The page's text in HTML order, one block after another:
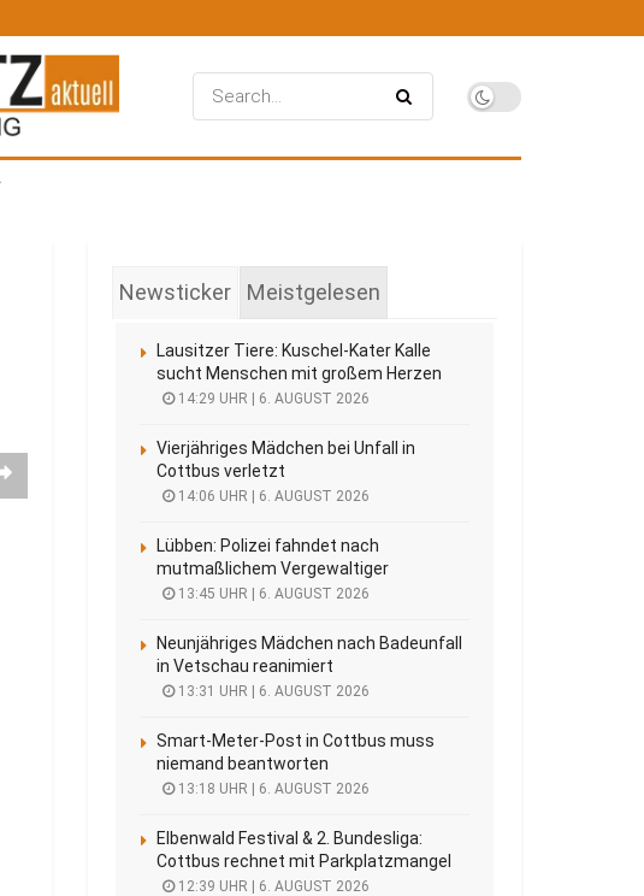
Newsticker Meistgelesen
Lausitzer Tiere: Kuschel-Kater Kalle
sucht Menschen mit großem Herzen
14:29 UHR | 6. AUGUST 2026
Vierjähriges Mädchen bei Unfall in
Cottbus verletzt
14:06 UHR | 6. AUGUST 2026
Lübben: Polizei fahndet nach
mutmaßlichem Vergewaltiger
13:45 UHR | 6. AUGUST 2026
Neunjähriges Mädchen nach Badeunfall
in Vetschau reanimiert
13:31 UHR | 6. AUGUST 2026
Smart-Meter-Post in Cottbus muss
niemand beantworten
13:18 UHR | 6. AUGUST 2026
Elbenwald Festival & 2. Bundesliga:
Cottbus rechnet mit Parkplatzmangel
12:39 UHR | 6. AUGUST 2026